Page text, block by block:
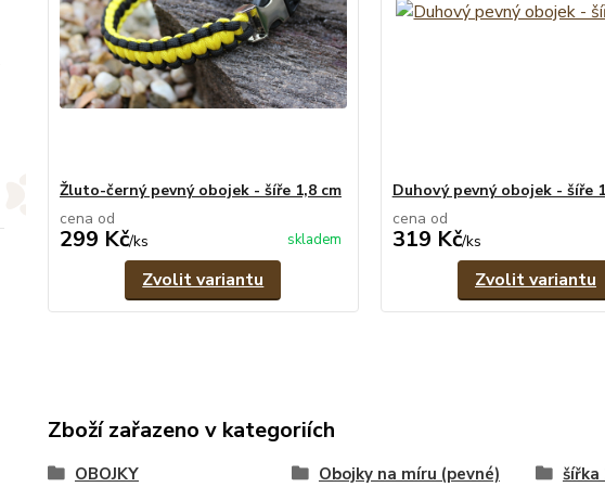
Žluto-černý pevný obojek - šíře 1,8 cm
cena od
299 Kč/ks skladem
Zvolit variantu
Duhový pevný obojek - šíře
cena od
319 Kč/ks
Zvolit variantu
Zboží zařazeno v kategoriích
OBOJKY Obojky na míru (pevné) šířka